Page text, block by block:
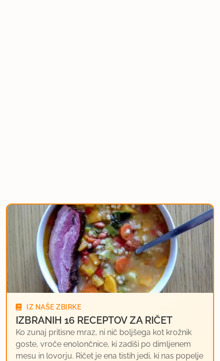
IZ NAŠE ZBIRKE
IZBRANIH 16 RECEPTOV ZA RIČET
Ko zunaj pritisne mraz, ni nič boljšega kot krožnik
goste, vroče enolončnice, ki zadiši po dimljenem
mesu in lovorju. Ričet je ena tistih jedi, ki nas popelje